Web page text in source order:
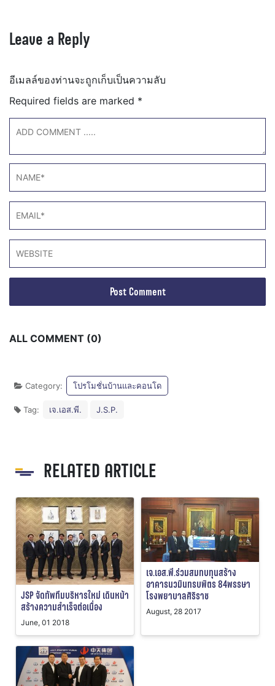
Leave a Reply
อีเมลล์ของท่านจะถูกเก็บเป็นความลับ
Required fields are marked *
ALL COMMENT (0)
Category: โปรโมชั่นบ้านและคอนโด
Tag: เจ.เอส.พี. J.S.P.
RELATED ARTICLE
JSP จัดทัพทีมบริหารใหม่ เดินหน้า
สร้างความสำเร็จต่อเนื่อง
June, 01 2018
เจ.เอส.พี.ร่วมสมทบทุนสร้าง
อาคารนวมินทรบพิตร 84พรรษา
โรงพยาบาลศิริราช
August, 28 2017